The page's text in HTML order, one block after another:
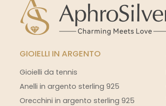
GIOIELLI IN ARGENTO
Gioielli da tennis
Anelli in argento sterling 925
Orecchini in argento sterling 925